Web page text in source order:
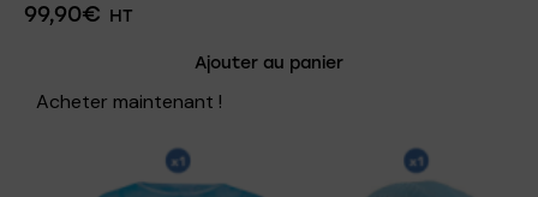
99,90€ HT
Ajouter au panier
Acheter maintenant !